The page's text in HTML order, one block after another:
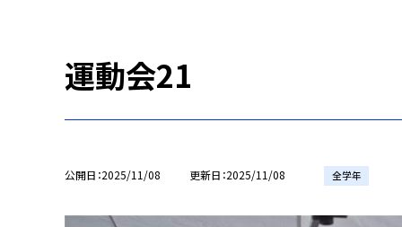
運動会21
公開日 2025/11/08 更新日 2025/11/08 全学年